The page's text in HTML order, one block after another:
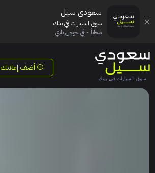
أضف إعلانك
سعودي سيل
سوق السيارات في بيتك
مجاناً - في جوجل بلاي